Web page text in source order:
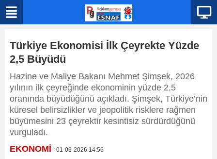
Türkiye Ekonomisi İlk Çeyrekte Yüzde
2,5 Büyüdü
Hazine ve Maliye Bakanı Mehmet Şimşek, 2026
yılının ilk çeyreğinde ekonominin yüzde 2,5
oranında büyüdüğünü açıkladı. Şimşek, Türkiye’nin
küresel belirsizlikler ve jeopolitik risklere rağmen
büyümesini 23 çeyrektir kesintisiz sürdürdüğünü
vurguladı.
EKONOMİ - 01-06-2026 14:56